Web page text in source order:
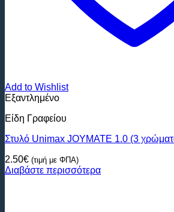
Add to Wishlist
Εξαντλημένο
Είδη Γραφείου
Στυλό Unimax JOYMATE 1.0 (3
2.50€ (τιμή με ΦΠΑ)
Διαβάστε περισσότερα